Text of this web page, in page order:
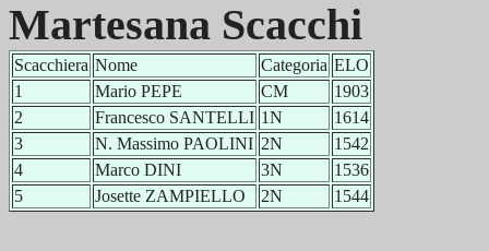
Martesana Scacchi
Scacchiera Nome Categoria ELO
1
Mario PEPE CM
1903
2
Francesco SANTELLI 1N
1614
3
N. Massimo PAOLINI 2N
1542
4
Marco DINI 3N
1536
5
Josette ZAMPIELLO 2N 1544